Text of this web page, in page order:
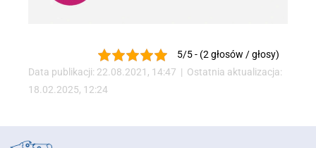
5/5 - (2 głosów / głosy)
Data publikacji: 22.08.2021, 14:47 | Ostatnia aktualizacja:
18.02.2025, 12:24